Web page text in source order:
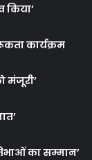
किया’
कार्यक्रम
मंजूरी’
का सम्मान’